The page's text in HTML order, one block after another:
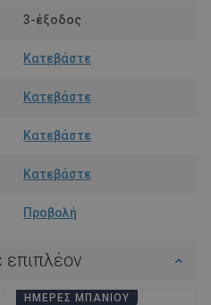
3-έξοδος
Κατεβάστε
Κατεβάστε
Κατεβάστε
Κατεβάστε
Προβολή
επιπλέον
ΗΜΈΡΕΣ ΜΠΆΝΙΟΥ